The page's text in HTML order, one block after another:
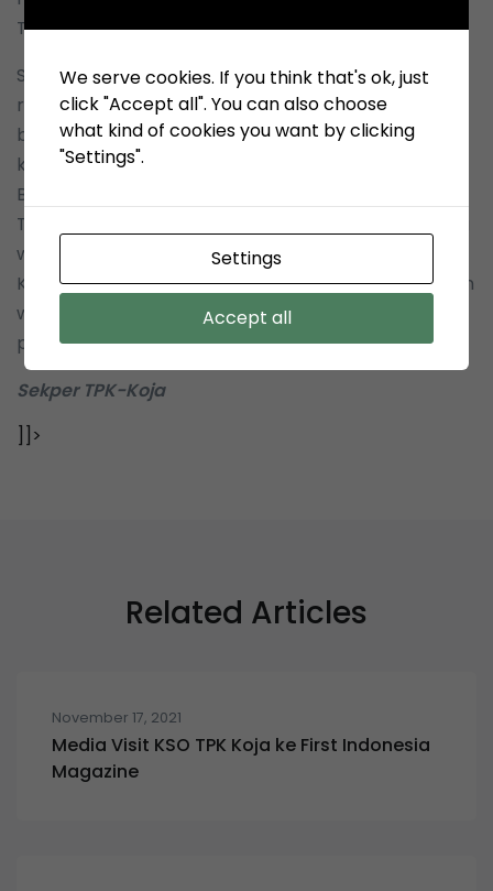
TPK Koja.
Setelah kembali dari kunjungan lapangan,
rombongan menuju ke Kantor KSO TPK Koja untuk
beramah tamah kemudian berpamitan. Dalam
kesempatan ini Direktur Evaluasi dan Pengendalian
BP Batam, Mulyadi mengucapkan Banyak
Terimakasih kepada KSO TPK Koja atas diberikannya
waktu dan kesempatan untuk dapat berkunjung di
KSO TPK Koja sehingga menambah pemahaman dan
wawasan kami terkait pengelolaan dan
pengembangan Terminal Petikemas.
Sekper TPK-Koja
]]>
Related Articles
November 17, 2021
Media Visit KSO TPK Koja ke First Indonesia
Magazine
We serve cookies. If you think that's ok, just
click "Accept all". You can also choose
what kind of cookies you want by clicking
"Settings".
Settings
Accept all